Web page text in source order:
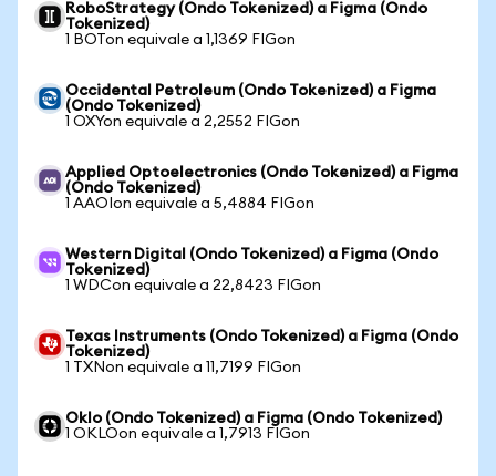
RoboStrategy (Ondo Tokenized) a Figma (Ondo
Tokenized)
1 BOTon equivale a 1,1369 FIGon
Occidental Petroleum (Ondo Tokenized) a Figma
(Ondo Tokenized)
1 OXYon equivale a 2,2552 FIGon
Applied Optoelectronics (Ondo Tokenized) a Figma
(Ondo Tokenized)
1 AAOIon equivale a 5,4884 FIGon
Western Digital (Ondo Tokenized) a Figma (Ondo
Tokenized)
1 WDCon equivale a 22,8423 FIGon
Texas Instruments (Ondo Tokenized) a Figma (Ondo
Tokenized)
1 TXNon equivale a 11,7199 FIGon
Oklo (Ondo Tokenized) a Figma (Ondo Tokenized)
1 OKLOon equivale a 1,7913 FIGon